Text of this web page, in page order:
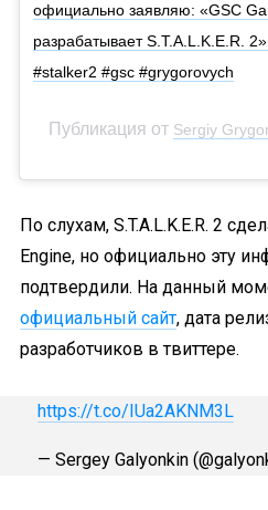
официально заявляю: «GSC
разрабатывает S.T.A.L.K.E.R.
#stalker2 #gsc #grygorovych
Публикация от Sergiy
По слухам, S.T.A.L.K.E.R. 2
Engine, но официально эту
подтвердили. На данный
официальный сайт, дата
разработчиков в твиттере.
https://t.co/IUa2AKNM3L
— Sergey Galyonkin